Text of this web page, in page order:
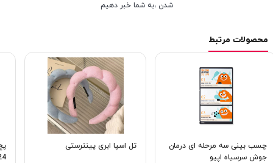
شدن ،به شما خبر دهیم
محصولات مرتبط
چسب بینی سه مرحله ای درمان
جوش سرسیاه اپیو
تل اسپا ابری پینترستی
24